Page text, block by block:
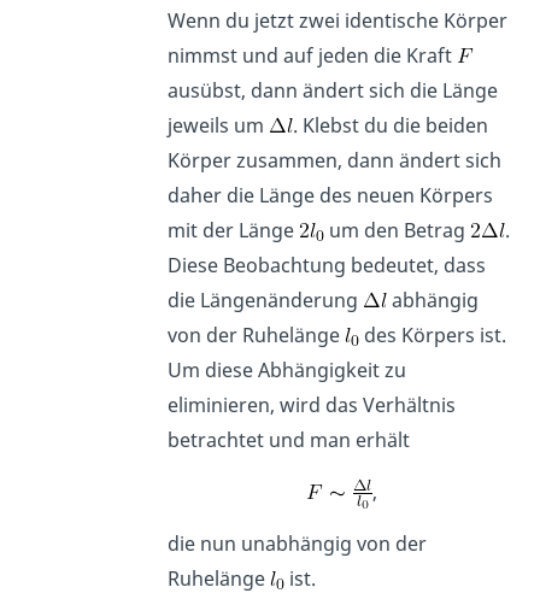
Wenn du jetzt zwei identische Körper
nimmst und auf jeden die Kraft
ausübst, dann ändert sich die Länge
jeweils um
. Klebst du die beiden
Körper zusammen, dann ändert sich
daher die Länge des neuen Körpers
mit der Länge
um den Betrag
.
Diese Beobachtung bedeutet, dass
die Längenänderung
abhängig
von der Ruhelänge
des Körpers ist.
Um diese Abhängigkeit zu
eliminieren, wird das Verhältnis
betrachtet und man erhält
,
die nun unabhängig von der
Ruhelänge
ist.